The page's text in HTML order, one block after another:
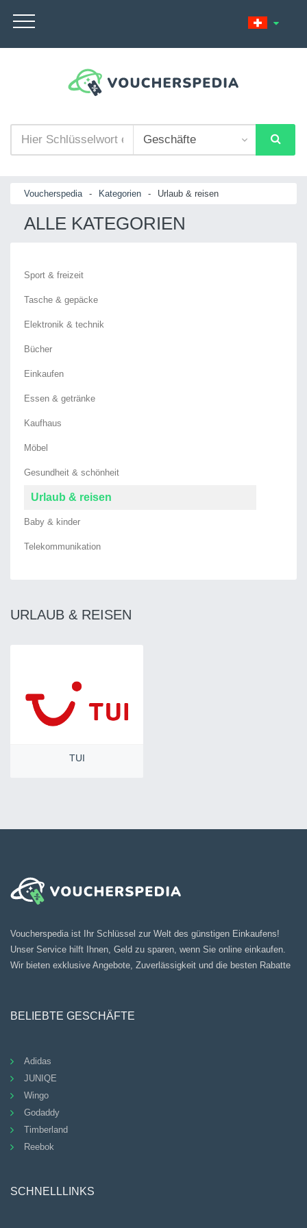
Voucherspedia - Kategorien - Urlaub & reisen
ALLE KATEGORIEN
Sport & freizeit
Tasche & gepäcke
Elektronik & technik
Bücher
Einkaufen
Essen & getränke
Kaufhaus
Möbel
Gesundheit & schönheit
Urlaub & reisen
Baby & kinder
Telekommunikation
URLAUB & REISEN
TUI
Voucherspedia ist Ihr Schlüssel zur Welt des günstigen Einkaufens!
Unser Service hilft Ihnen, Geld zu sparen, wenn Sie online einkaufen.
Wir bieten exklusive Angebote, Zuverlässigkeit und die besten Rabatte
BELIEBTE GESCHÄFTE
Adidas
JUNIQE
Wingo
Godaddy
Timberland
Reebok
SCHNELLLINKS